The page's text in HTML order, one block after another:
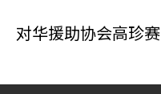
对华援助协会高珍赛